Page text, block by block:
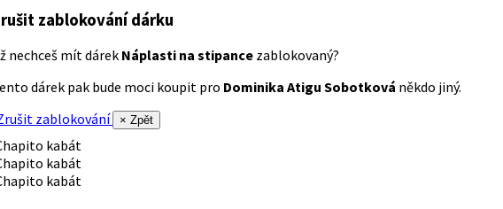
zablokování dárku
nechceš mít dárek Náplasti na stipance zablokovaný?
dárek pak bude moci koupit pro Dominika Atigu Sobotková někdo jiný.
zablokování
× Zpět